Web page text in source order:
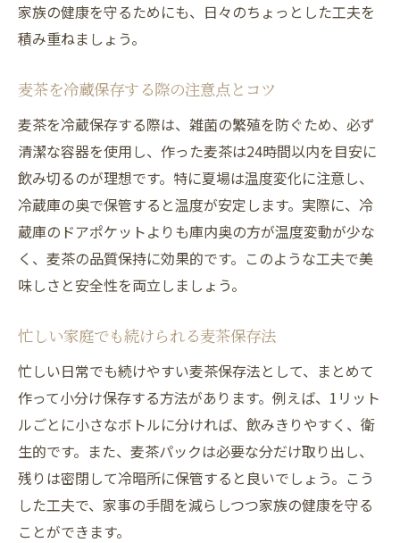
家族の健康を守るためにも、日々のちょっとした工夫を
積み重ねましょう。
麦茶を冷蔵保存する際の注意点とコツ
麦茶を冷蔵保存する際は、雑菌の繁殖を防ぐため、必ず
清潔な容器を使用し、作った麦茶は24時間以内を目安に
飲み切るのが理想です。特に夏場は温度変化に注意し、
冷蔵庫の奥で保管すると温度が安定します。実際に、冷
蔵庫のドアポケットよりも庫内奥の方が温度変動が少な
く、麦茶の品質保持に効果的です。このような工夫で美
味しさと安全性を両立しましょう。
忙しい家庭でも続けられる麦茶保存法
忙しい日常でも続けやすい麦茶保存法として、まとめて
作って小分け保存する方法があります。例えば、1リット
ルごとに小さなボトルに分ければ、飲みきりやすく、衛
生的です。また、麦茶パックは必要な分だけ取り出し、
残りは密閉して冷暗所に保管すると良いでしょう。こう
した工夫で、家事の手間を減らしつつ家族の健康を守る
ことができます。